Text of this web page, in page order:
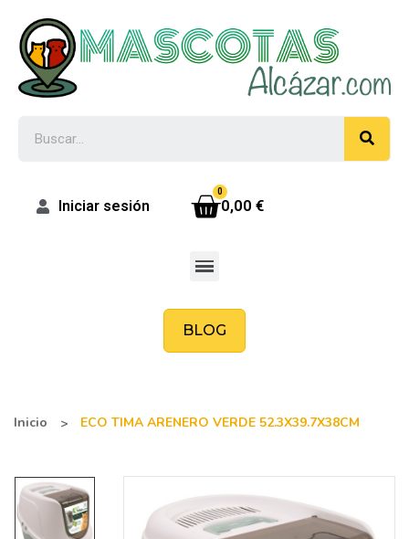
Iniciar sesión 0,00 €
BLOG
Inicio ECO TIMA ARENERO VERDE 52.3X39.7X38CM